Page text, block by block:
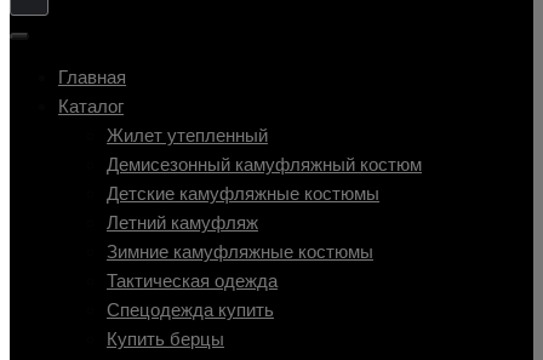
Показать/
навигацию
Главная
Каталог
Жилет утепленный
Демисезонный камуфляжный костюм
Детские камуфляжные костюмы
Летний камуфляж
Зимние камуфляжные костюмы
Тактическая одежда
Cпецодежда купить
Купить берцы